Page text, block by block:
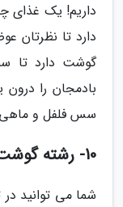
داریم! یک غذای
دارد تا نظرتان
گوشت دارد تا
بادمجان را
سس فلفل و ماهی
10- رشته گوشت | Beef Noodles
شما می توانید